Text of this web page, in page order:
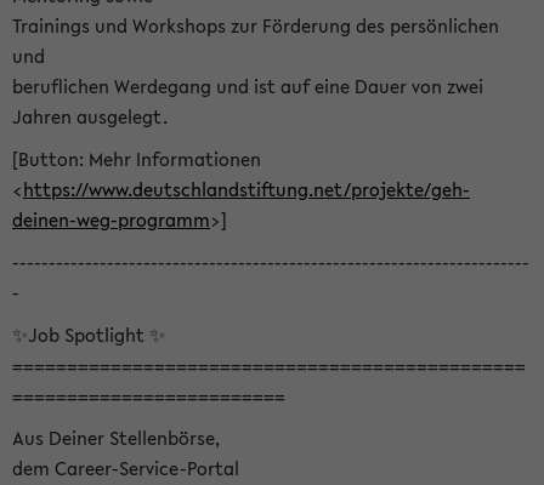
Trainings und Workshops zur Förderung des persönlichen
und
beruflichen Werdegang und ist auf eine Dauer von zwei
Jahren ausgelegt.
[Button: Mehr Informationen
<https://www.deutschlandstiftung.net/projekte/geh-
deinen-weg-programm>]
-----------------------------------------------------------------------
-
✨Job Spotlight ✨
===============================================
=========================
Aus Deiner Stellenbörse,
dem Career-Service-Portal